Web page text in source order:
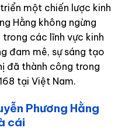
một chiến lược kinh
Hằng không ngừng
các lĩnh vực kinh
đam mê, sự sáng tạo
đã thành công trong
tại Việt Nam.
Phương Hằng
cái